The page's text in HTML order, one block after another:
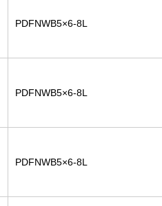
PDFNWB5×6-8L
PDFNWB5×6-8L
PDFNWB5×6-8L